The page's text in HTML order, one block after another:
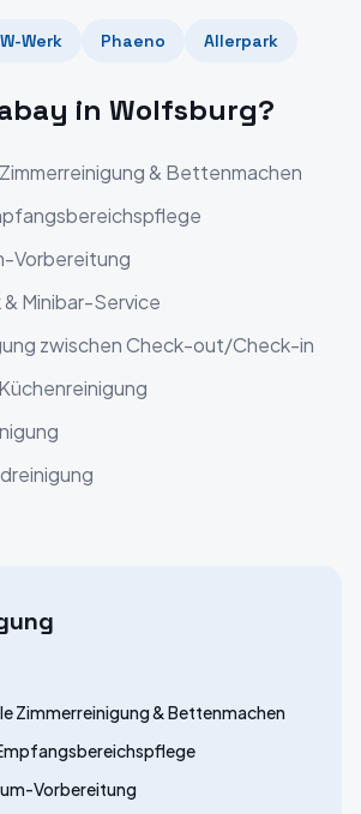
Werk Phaeno Allerpark
in Wolfsburg?
& Bettenmachen
Vorbereitung
Minibar-Service
zwischen Check-out/Check-in
Zimmerreinigung & Bettenmachen
Vorbereitung